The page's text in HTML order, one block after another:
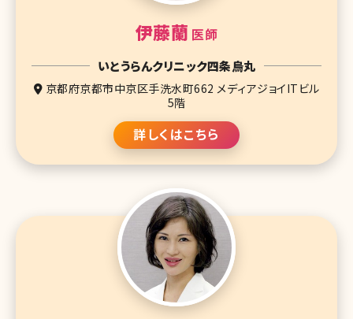
伊藤蘭 医師
いとうらんクリニック四条烏丸
京都府京都市中京区手洗水町662 メディアジョイITビル
5階
詳しくはこちら